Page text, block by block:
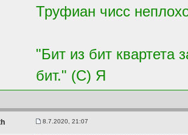
Труфиан чисс
"Бит из бит квартета
бит." (С) Я
8.7.2020, 21:07